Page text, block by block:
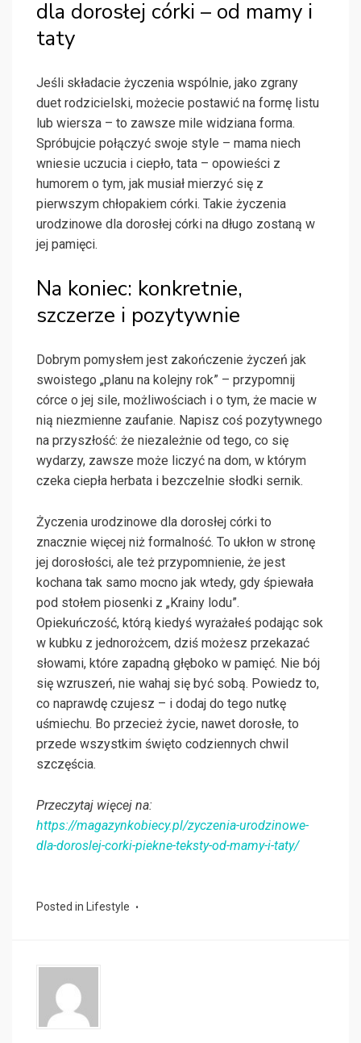
dla dorosłej córki – od mamy i
taty
Jeśli składacie życzenia wspólnie, jako zgrany
duet rodzicielski, możecie postawić na formę listu
lub wiersza – to zawsze mile widziana forma.
Spróbujcie połączyć swoje style – mama niech
wniesie uczucia i ciepło, tata – opowieści z
humorem o tym, jak musiał mierzyć się z
pierwszym chłopakiem córki. Takie życzenia
urodzinowe dla dorosłej córki na długo zostaną w
jej pamięci.
Na koniec: konkretnie,
szczerze i pozytywnie
Dobrym pomysłem jest zakończenie życzeń jak
swoistego „planu na kolejny rok” – przypomnij
córce o jej sile, możliwościach i o tym, że macie w
nią niezmienne zaufanie. Napisz coś pozytywnego
na przyszłość: że niezależnie od tego, co się
wydarzy, zawsze może liczyć na dom, w którym
czeka ciepła herbata i bezczelnie słodki sernik.
Życzenia urodzinowe dla dorosłej córki to
znacznie więcej niż formalność. To ukłon w stronę
jej dorosłości, ale też przypomnienie, że jest
kochana tak samo mocno jak wtedy, gdy śpiewała
pod stołem piosenki z „Krainy lodu”.
Opiekuńczość, którą kiedyś wyrażałeś podając sok
w kubku z jednorożcem, dziś możesz przekazać
słowami, które zapadną głęboko w pamięć. Nie bój
się wzruszeń, nie wahaj się być sobą. Powiedz to,
co naprawdę czujesz – i dodaj do tego nutkę
uśmiechu. Bo przecież życie, nawet dorosłe, to
przede wszystkim święto codziennych chwil
szczęścia.
Przeczytaj więcej na:
https://magazynkobiecy.pl/zyczenia-urodzinowe-
dla-doroslej-corki-piekne-teksty-od-mamy-i-taty/
Posted in Lifestyle